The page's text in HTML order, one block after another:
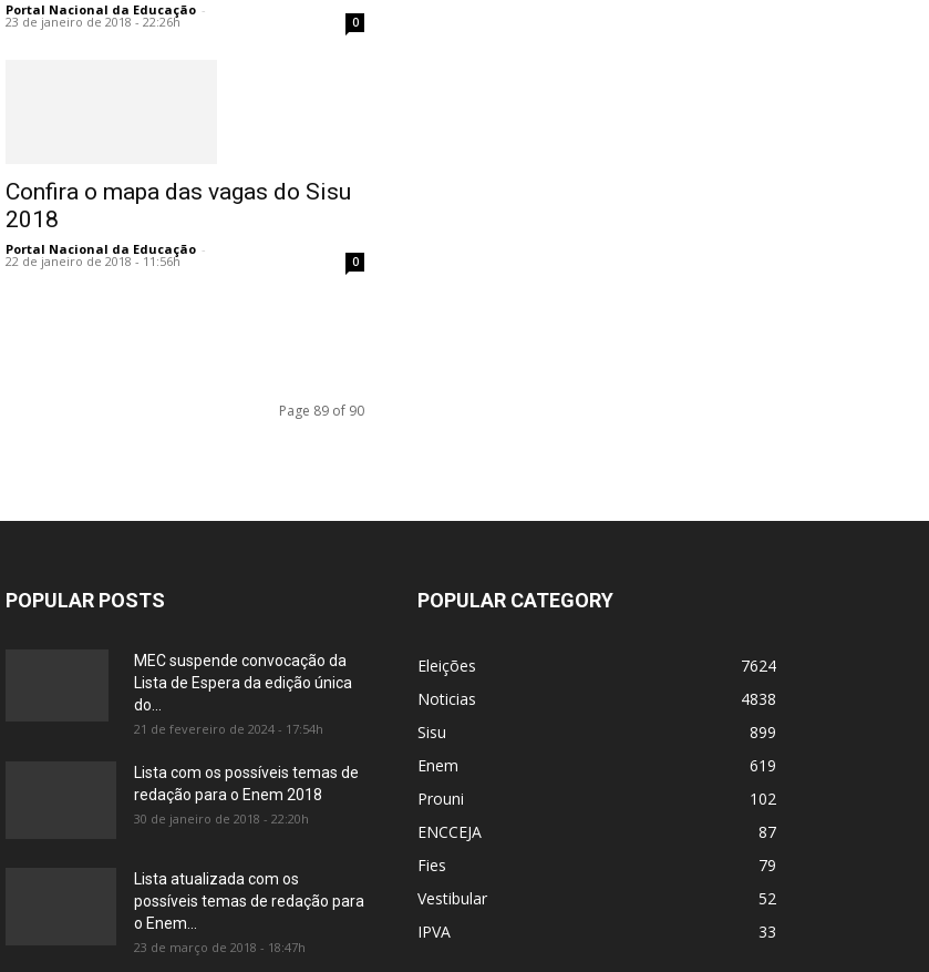
Portal Nacional da Educação -
23 de janeiro de 2018 - 22:26h 0
Confira o mapa das vagas do Sisu
2018
Portal Nacional da Educação -
22 de janeiro de 2018 - 11:56h 0
Page 89 of 90
POPULAR POSTS
MEC suspende convocação da
Lista de Espera da edição única
do...
21 de fevereiro de 2024 - 17:54h
Lista com os possíveis temas de
redação para o Enem 2018
30 de janeiro de 2018 - 22:20h
Lista atualizada com os
possíveis temas de redação para
o Enem...
23 de março de 2018 - 18:47h
POPULAR CATEGORY
Eleições
7624
Noticias
4838
Sisu
899
Enem
619
Prouni
102
ENCCEJA
87
Fies
79
Vestibular
52
IPVA
33